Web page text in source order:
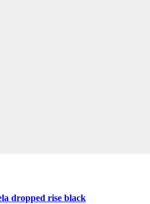
dropped rise black